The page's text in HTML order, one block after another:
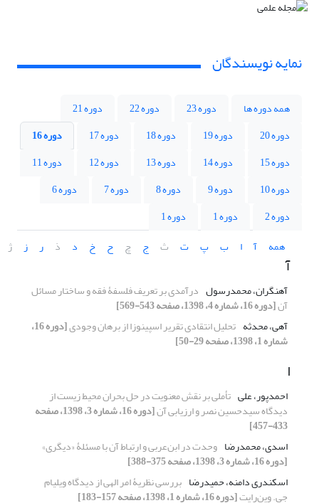
نمایه نویسندگان
همه دوره ها دوره 23 دوره 22
دوره 21
دوره 20
دوره 19 دوره 18 دوره 17
دوره 16
دوره 15
دوره 14 دوره 13 دوره 12
دوره 11
دوره 10
دوره 9 دوره 8 دوره 7
دوره 6
دوره 2
دوره 1
دوره 1
همه
آ ا ب پ ت ث ج چ ح خ د ذ ر ز ژ
آ
آهنگران، محمدرسول درآمدی بر تعریف فلسفۀ فقه و ساختار مسائل
آن[دوره 16، شماره 4، 1398، صفحه 543-569]
آهی، محدثه تحلیل انتقادی تقریر اسپینوزا از برهان وجودی [دوره 16،
شماره 1، 1398، صفحه 29-50]
ا
احمدپور، علی تأملی بر نقش معنویت در حل بحران محیط زیست از
دیدگاه سیدحسین نصر و ارزیابی آن [دوره 16، شماره 3، 1398، صفحه
433-457]
اسدی، محمدرضا وحدت در ابن‌عربی و ارتباط آن با مسئلۀ «دیگری»
[دوره 16، شماره 3، 1398، صفحه 375-388]
اسکندری دامنه، حمیدرضا بررسی نظریۀ امر الهی از دیدگاه ویلیام
جی. وین‌رایت[دوره 16، شماره 1، 1398، صفحه 157-183]